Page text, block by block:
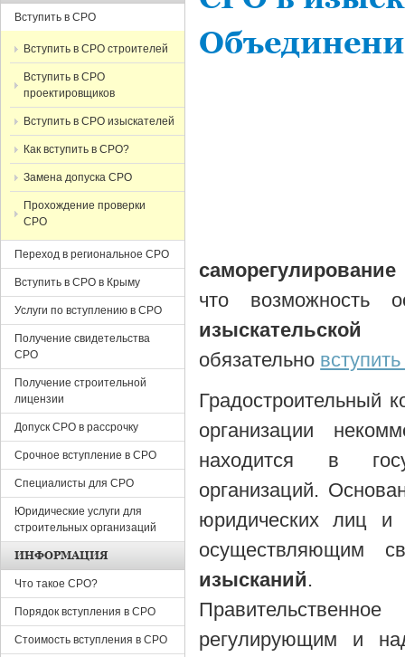
что возможность
изыскательской
обязательно
Градостроительный
организации
находится в
организаций.
юридических лиц и
осуществляющим
изысканий.
регулирующим и
Вступить в СРО
Вступить в СРО строителей
Вступить в СРО
проектировщиков
Вступить в СРО изыскателей
Как вступить в СРО?
Замена допуска СРО
Прохождение проверки
СРО
Переход в региональное СРО
Вступить в СРО в Крыму
Услуги по вступлению в СРО
Получение свидетельства
СРО
Получение строительной
лицензии
Допуск СРО в рассрочку
Срочное вступление в СРО
Специалисты для СРО
Юридические услуги для
строительных организаций
ИНФОРМАЦИЯ
Что такое СРО?
Порядок вступления в СРО
Стоимость вступления в СРО